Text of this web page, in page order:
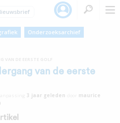
Onderzoeksarchief
van de eerste
3 jaar geleden
maurice